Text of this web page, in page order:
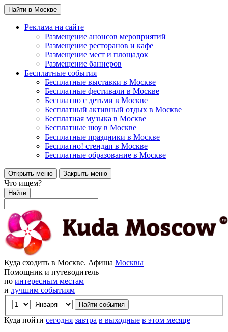
Найти в Москве
Реклама на сайте
Размещение анонсов мероприятий
Размещение ресторанов и кафе
Размещение мест и площадок
Размещение баннеров
Бесплатные события
Бесплатные выставки в Москве
Бесплатные фестивали в Москве
Бесплатно с детьми в Москве
Бесплатный активный отдых в Москве
Бесплатная музыка в Москве
Бесплатные шоу в Москве
Бесплатные праздники в Москве
Бесплатно! стендап в Москве
Бесплатные образование в Москве
Открыть меню Закрыть меню
Что ищем?
Найти
Куда сходить в Москве. Афиша Москвы
Помощник и путеводитель
по интересным местам
и лучшим событиям
Куда пойти сегодня завтра в выходные в этом месяце